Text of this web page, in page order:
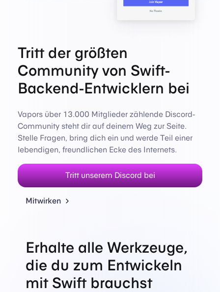
Tritt der größten
Community von Swift-
Backend-Entwicklern bei
Vapors über 13.000 Mitglieder zählende Discord-
Community steht dir auf deinem Weg zur Seite.
Stelle Fragen, bring dich ein und werde Teil einer
lebendigen, freundlichen Ecke des Internets.
Tritt unserem Discord bei
Mitwirken
Erhalte alle Werkzeuge,
die du zum Entwickeln
mit Swift brauchst